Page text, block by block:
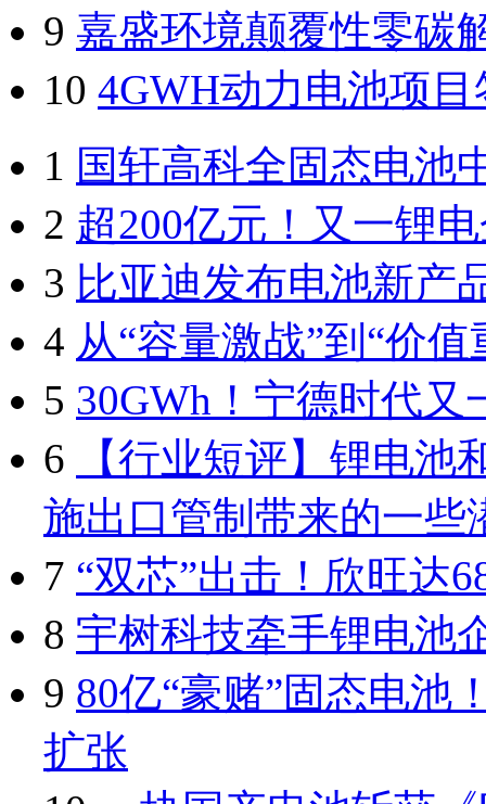
9 嘉盛环境颠覆性零碳
10 4GWH动力电池项
1 国轩高科全固态电池
2 超200亿元！又一锂
3 比亚迪发布电池新产
4 从“容量激战”到“价
5 30GWh！宁德时代
6
【行业短评】锂电
施出口管制带来的一些
7 “双芯”出击！欣旺达
8 宇树科技牵手锂电池
9 80亿“豪赌”固态电池
扩张